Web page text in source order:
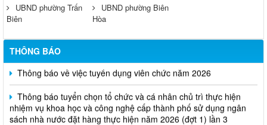
UBND phường Trấn
Biên
UBND phường Biên
Hòa
THÔNG BÁO
Thông báo về việc tuyển dụng viên chức năm 2026
Thông báo tuyển chọn tổ chức và cá nhân chủ trì thực hiện
nhiệm vụ khoa học và công nghệ cấp thành phố sử dụng ngân
sách nhà nước đặt hàng thực hiện năm 2026 (đợt 1) lần 3